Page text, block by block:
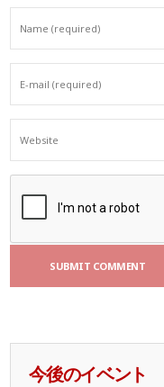
今後のイベント